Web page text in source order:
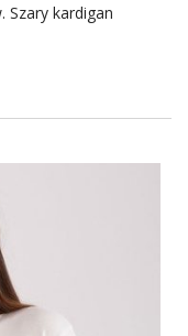
Szary kardigan
długim
i
z myślą o